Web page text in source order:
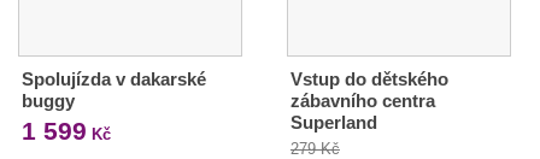
Spolujízda v dakarské
buggy
1 599 Kč
Vstup do dětského
zábavního centra
Superland
279 Kč